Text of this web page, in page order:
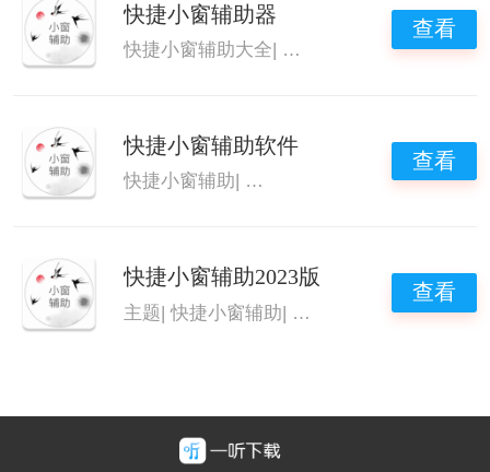
快捷小窗辅助器
快捷小窗辅助大全| 快捷小窗辅助软件|快捷
查看
快捷小窗辅助软件
快捷小窗辅助 快捷小窗辅助大全|快捷小窗
查看
快捷小窗辅助2023版
主题|快捷小窗辅助| 快捷小窗辅助合集|快
查看